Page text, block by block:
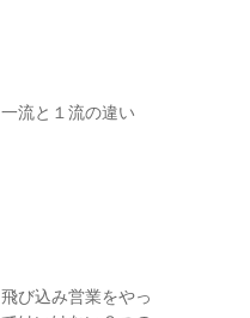
一流と１流の違い
飛び込み営業をやっ